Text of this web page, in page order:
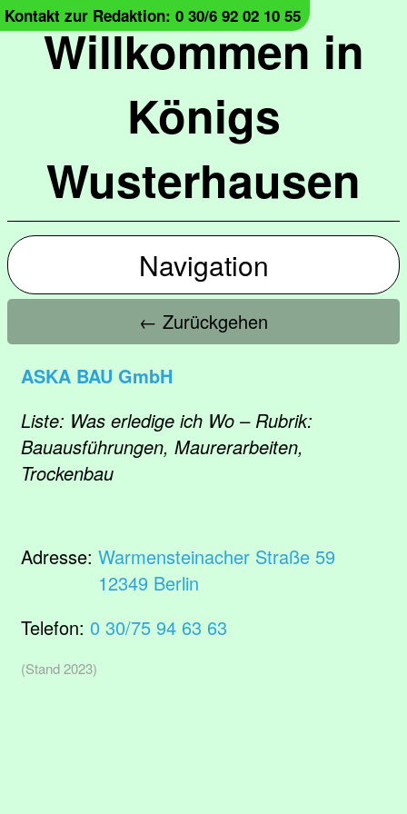
Willkommen in
Königs
Wusterhausen
Kontakt zur Redaktion: 0 30/6 92 02 10 55
Navigation
← Zurückgehen
ASKA BAU GmbH
Liste: Was erledige ich Wo – Rubrik:
Bauausführungen, Maurerarbeiten,
Trockenbau
Adresse: Warmensteinacher Straße 59
12349 Berlin
Telefon: 0 30/75 94 63 63
(Stand 2023)